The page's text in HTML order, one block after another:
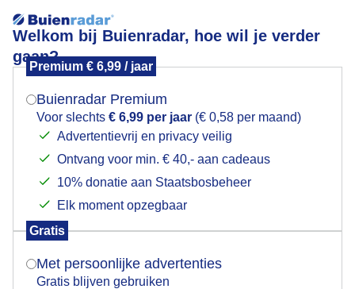
Welkom bij Buienradar, hoe wil je verder
gaan?
Premium € 6,99 / jaar
Buienradar Premium
Voor slechts € 6,99 per jaar (€ 0,58 per maand)
Advertentievrij en privacy veilig
Ontvang voor min. € 40,- aan cadeaus
10% donatie aan Staatsbosbeheer
Elk moment opzegbaar
Gratis
Met persoonlijke advertenties
Gratis blijven gebruiken
Zeilen
Mogen we je locatie gebruiken voor het
Indien je hier nog geen akkoord op hebt gegeven,
verschijnt er zo een pop-up uit je browser waarin
Is goed, toon de popup